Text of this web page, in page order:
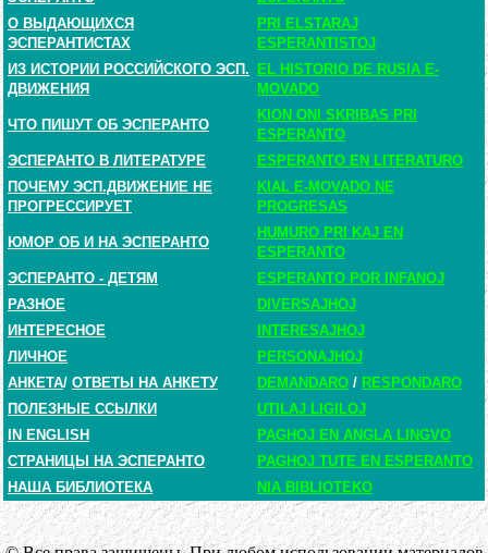
О ВЫДАЮЩИХСЯ
ЭСПЕРАНТИСТАХ
PRI ELSTARAJ
ESPERANTISTOJ
ИЗ ИСТОРИИ РОССИЙСКОГО ЭСП.
ДВИЖЕНИЯ
EL HISTORIO DE RUSIA E-
MOVADO
ЧТО ПИШУТ ОБ ЭСПЕРАНТО
KION ONI SKRIBAS PRI
ESPERANTO
ЭСПЕРАНТО В ЛИТЕРАТУРЕ
ESPERANTO EN LITERATURO
ПОЧЕМУ ЭСП.ДВИЖЕНИЕ НЕ
ПРОГРЕССИРУЕТ
KIAL E-MOVADO NE
PROGRESAS
ЮМОР ОБ И НА ЭСПЕРАНТО
HUMURO PRI KAJ EN
ESPERANTO
ЭСПЕРАНТО - ДЕТЯМ
ESPERANTO POR INFANOJ
РАЗНОЕ
DIVERSAJHOJ
ИНТЕРЕСНОЕ
INTERESAJHOJ
ЛИЧНОЕ
PERSONAJHOJ
АНКЕТА/ ОТВЕТЫ НА АНКЕТУ DEMANDARO / RESPONDARO
ПОЛЕЗНЫЕ ССЫЛКИ
UTILAJ LIGILOJ
IN ENGLISH
PAGHOJ EN ANGLA LINGVO
СТРАНИЦЫ НА ЭСПЕРАНТО
PAGHOJ TUTE EN ESPERANTO
НАША БИБЛИОТЕКА
NIA BIBLIOTEKO